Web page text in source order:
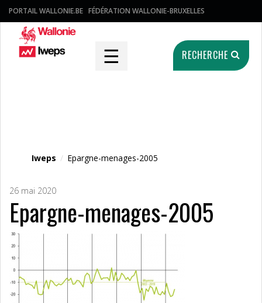
PORTAIL WALLONIE.BE FÉDÉRATION WALLONIE-BRUXELLES
☰ RECHERCHE
Iweps / Epargne-menages-2005
26 mai 2020
Epargne-menages-2005